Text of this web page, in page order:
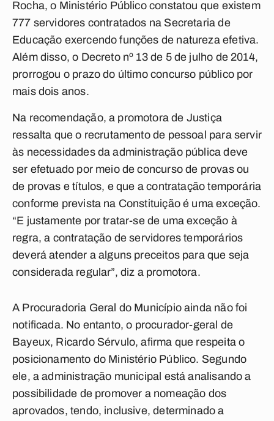
Rocha, o Ministério Público constatou que existem
777 servidores contratados na Secretaria de
Educação exercendo funções de natureza efetiva.
Além disso, o Decreto nº 13 de 5 de julho de 2014,
prorrogou o prazo do último concurso público por
mais dois anos.
Na recomendação, a promotora de Justiça
ressalta que o recrutamento de pessoal para servir
às necessidades da administração pública deve
ser efetuado por meio de concurso de provas ou
de provas e títulos, e que a contratação temporária
conforme prevista na Constituição é uma exceção.
“E justamente por tratar-se de uma exceção à
regra, a contratação de servidores temporários
deverá atender a alguns preceitos para que seja
considerada regular”, diz a promotora.
A Procuradoria Geral do Município ainda não foi
notificada. No entanto, o procurador-geral de
Bayeux, Ricardo Sérvulo, afirma que respeita o
posicionamento do Ministério Público. Segundo
ele, a administração municipal está analisando a
possibilidade de promover a nomeação dos
aprovados, tendo, inclusive, determinado a